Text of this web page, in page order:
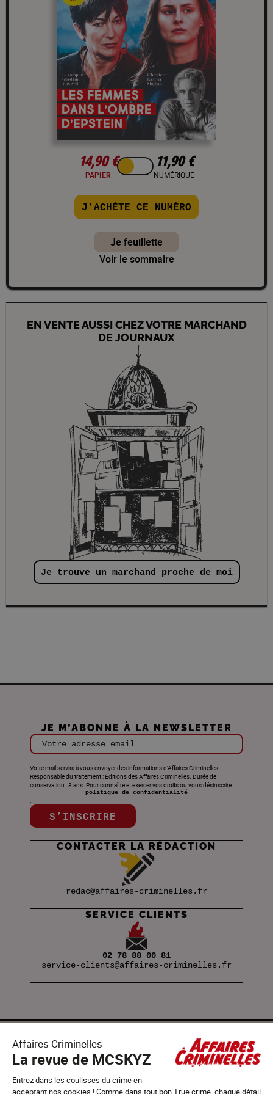
14,90 €
PAPIER
11,90 €
NUMÉRIQUE
J’ACHÈTE CE NUMÉRO
Je feuillette
Voir le sommaire
EN VENTE AUSSI CHEZ VOTRE MARCHAND
DE JOURNAUX
Je trouve un marchand proche de moi
JE M’ABONNE À LA NEWSLETTER
Votre adresse email
Votre mail servira à vous envoyer des informations d'Affaires Criminelles.
Responsable du traitement : Éditions des Affaires Criminelles. Durée de
conservation : 3 ans. Pour connaître et exercer vos droits ou vous désinscrire :
politique de confidentialité
.
S’INSCRIRE
CONTACTER LA RÉDACTION
redac@affaires-criminelles.fr
SERVICE CLIENTS
02 78 88 00 81
service-clients@affaires-criminelles.fr
SUIVEZ-NOUS !